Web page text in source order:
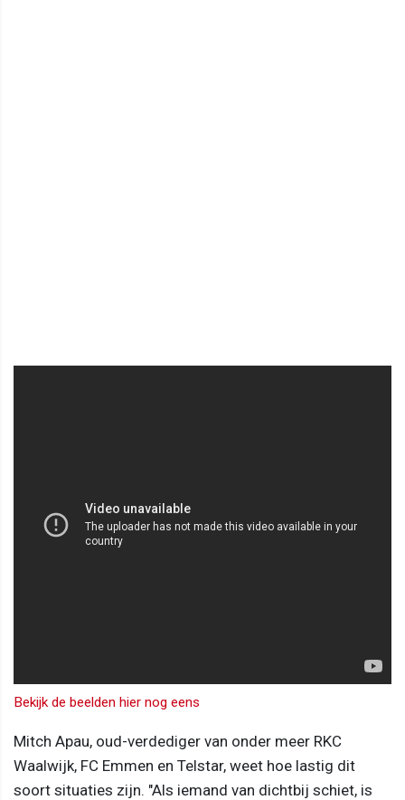
Bekijk de beelden hier nog eens
Mitch Apau, oud-verdediger van onder meer RKC
Waalwijk, FC Emmen en Telstar, weet hoe lastig dit
soort situaties zijn. "Als iemand van dichtbij schiet, is